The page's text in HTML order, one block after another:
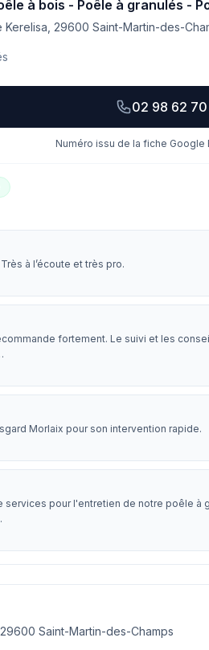
à bois - Poêle à granulés -
Kerelisa, 29600 Saint-Martin-des-
02 98 62
Numéro issu de la fiche Google
à l’écoute et très pro.
fortement. Le suivi et les
Morlaix pour son intervention rapide.
services pour l'entretien de notre poêle à
Saint-Martin-des-Champs